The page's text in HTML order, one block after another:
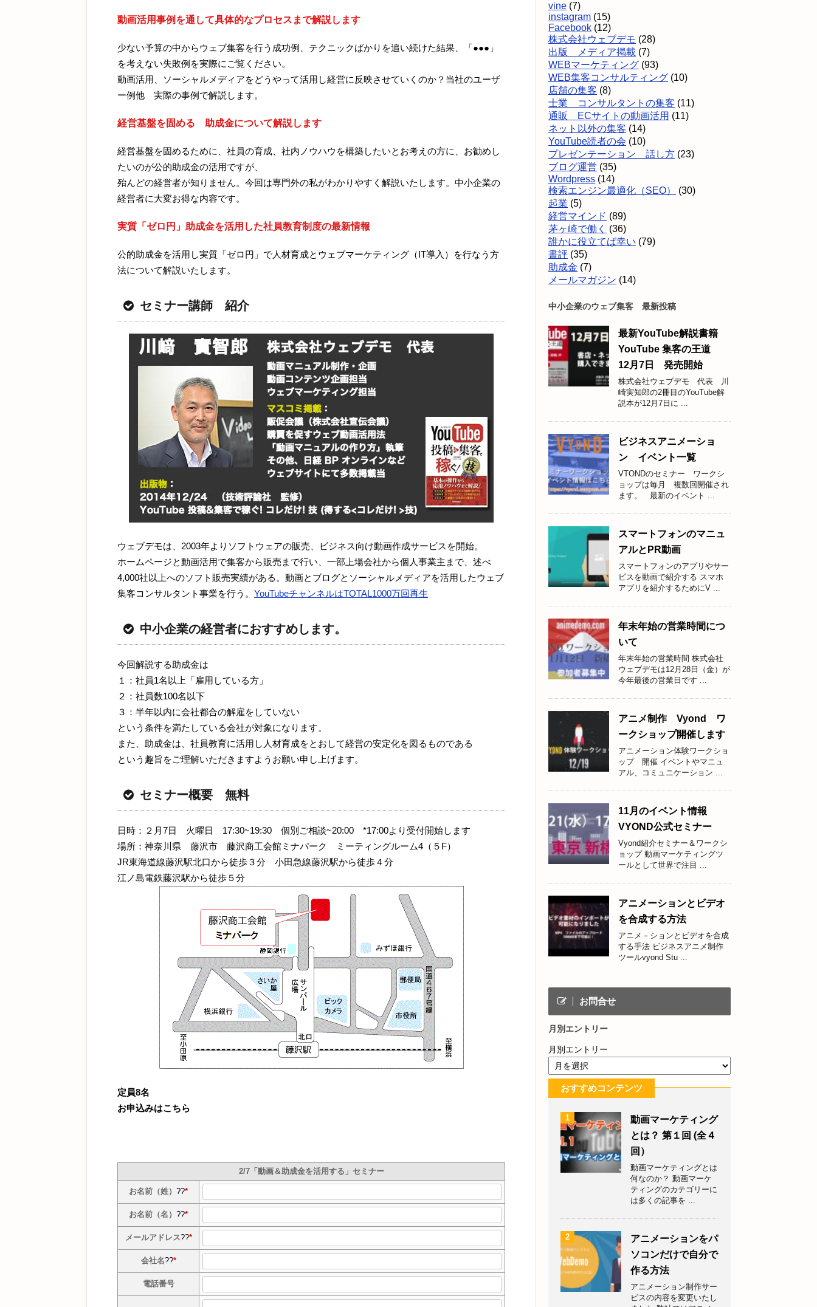
動画活用事例を通して具体的なプロセスまで解説します
少ない予算の中からウェブ集客を行う成功例、テクニックばかりを追い続けた結果、「●●●」
を考えない失敗例を実際にご覧ください。
動画活用、ソーシャルメディアをどうやって活用し経営に反映させていくのか？当社のユーザ
ー例他 実際の事例で解説します。
経営基盤を固める 助成金について解説します
経営基盤を固めるために、社員の育成、社内ノウハウを構築したいとお考えの方に、お勧めし
たいのが公的助成金の活用ですが、
殆んどの経営者が知りません。今回は専門外の私がわかりやすく解説いたします。中小企業の
経営者に大変お得な内容です。
実質「ゼロ円」助成金を活用した社員教育制度の最新情報
公的助成金を活用し実質「ゼロ円」で人材育成とウェブマーケティング（IT導入）を行なう方
法について解説いたします。
セミナー講師 紹介
ウェブデモは、2003年よりソフトウェアの販売、ビジネス向け動画作成サービスを開始。
ホームページと動画活用で集客から販売まで行い、一部上場会社から個人事業主まで、述べ
4,000社以上へのソフト販売実績がある。動画とブログとソーシャルメディアを活用したウェブ
集客コンサルタント事業を行う。 YouTubeチャンネルはTOTAL1000万回再生
中小企業の経営者におすすめします。
今回解説する助成金は
１：社員1名以上「雇用している方」
２：社員数100名以下
３：半年以内に会社都合の解雇をしていない
という条件を満たしている会社が対象になります。
また、助成金は、社員教育に活用し人材育成をとおして経営の安定化を図るものである
という趣旨をご理解いただきますようお願い申し上げます。
セミナー概要 無料
日時：２月7日 火曜日 17:30~19:30 個別ご相談~20:00 *17:00より受付開始します
場所：神奈川県 藤沢市 藤沢商工会館ミナパーク ミーティングルーム4（５F）
JR東海道線藤沢駅北口から徒歩３分 小田急線藤沢駅から徒歩４分
江ノ島電鉄藤沢駅から徒歩５分
定員8名
お申込みはこちら
2/7「動画＆助成金を活用する」セミナー
お名前（姓） ??*
お名前（名） ??*
メールアドレス??*
会社名??*
電話番号
vine (7)
instagram (15)
Facebook (12)
株式会社ウェブデモ (28)
出版 メディア掲載 (7)
WEBマーケティング (93)
WEB集客コンサルティング (10)
店舗の集客 (8)
士業 コンサルタントの集客 (11)
通販 ECサイトの動画活用 (11)
ネット以外の集客 (14)
YouTube読者の会 (10)
プレゼンテーション 話し方 (23)
ブログ運営 (35)
Wordpress (14)
検索エンジン最適化（SEO）
(30)
起業 (5)
経営マインド (89)
茅ヶ崎で働く
(36)
誰かに役立てば幸い (79)
書評 (35)
助成金 (7)
メールマガジン (14)
中小企業のウェブ集客 最新投稿
最新YouTube解説書籍
YouTube 集客の王道
12月7日 発売開始
株式会社ウェブデモ 代表 川
崎実知郎の2冊目のYouTube解
説本が12月7日に ...
ビジネスアニメーショ
ン イベント一覧
VTONDのセミナー ワークシ
ョップは毎月 複数回開催され
ます。 最新のイベント ...
スマートフォンのマニュ
アルとPR動画
スマートフォンのアプリやサー
ビスを動画で紹介する スマホ
アプリを紹介するためにV ...
年末年始の営業時間につ
いて
年末年始の営業時間 株式会社
ウェブデモは12月28日（金）が
今年最後の営業日です ...
アニメ制作 Vyond ワ
ークショップ開催します
アニメーション体験ワークショ
ップ 開催 イベントやマニュ
アル、コミュニケーション ...
11月のイベント情報
VYOND公式セミナー
Vyond紹介セミナー＆ワークシ
ョップ 動画マーケティングツ
ールとして世界で注目 ...
アニメーションとビデオ
を合成する方法
アニメ－ションとビデオを合成
する手法 ビジネスアニメ制作
ツールvyond Stu ...
お問合せ
月別エントリー
月別エントリー
おすすめコンテンツ
1
動画マーケティング
とは？ 第１回 (全４
回）
動画マーケティングとは
何なのか？ 動画マーケ
ティングのカテゴリーに
は多くの記事を ...
2
アニメーションをパ
ソコンだけで自分で
作る方法
アニメーション制作サー
ビスの内容を変更いたし